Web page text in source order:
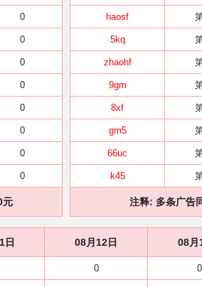
0
0
0
0
0
0
0
0
元
haosf
5kq
zhaohf
9gm
8xf
gm5
66uc
k45
注释: 多条广告
日 08月12日 08月
0 0